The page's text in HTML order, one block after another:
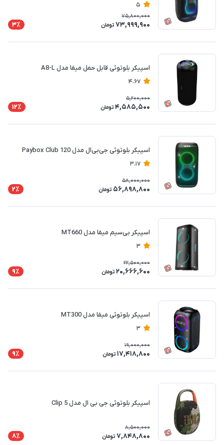
5
75,800,000
73,999,900 تومان 3٪
اسپیکر بلوتوثی قابل حمل میفا مدل A8-L
4.67
5,200,000
4,585,500 تومان 12٪
اسپیکر بلوتوثی جی‌بی‌ال مدل Paybox Club 120
3.17
58,000,000
56,898,800 تومان 2٪
اسپیکر بی‌سیم میفا مدل MT660
3
22,500,000
20,666,600 تومان 9٪
اسپیکر بلوتوثی میفا مدل MT300
3
19,000,000
17,418,800 تومان 9٪
اسپیکر بلوتوثی جی بی ال مدل Clip 5
8,500,000
7,848,800 تومان 8٪